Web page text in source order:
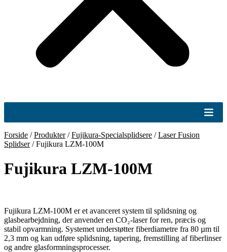
Forside /Produkter/Fujikura-Specialsplidsere /Laser Fusion
Splidser/Fujikura LZM-100M
Fujikura LZM-100M
Fujikura LZM-100M er et avanceret system til splidsning og
glasbearbejdning, der anvender en CO₂-laser for ren, præcis og
stabil opvarmning. Systemet understøtter fiberdiametre fra 80 µm til
2,3 mm og kan udføre splidsning, tapering, fremstilling af fiberlinser
og andre glasformningsprocesser.